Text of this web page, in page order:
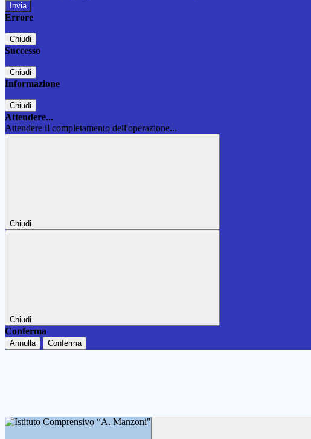
Errore
Chiudi
Successo
Chiudi
Informazione
Chiudi
Attendere...
Attendere il completamento dell'operazione...
Chiudi
Chiudi
Conferma
Annulla Conferma